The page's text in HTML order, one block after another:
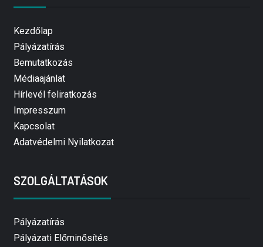
Kezdőlap
Pályázatírás
Bemutatkozás
Médiaajánlat
Hírlevél feliratkozás
Impresszum
Kapcsolat
Adatvédelmi Nyilatkozat
SZOLGÁLTATÁSOK
Pályázatírás
Pályázati Előminősítés